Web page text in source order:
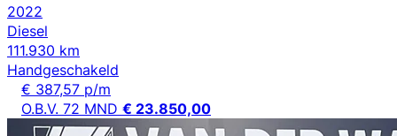
2022
Diesel
111.930 km
Handgeschakeld
€ 387,57 p/m
O.B.V. 72 MND € 23.850,00